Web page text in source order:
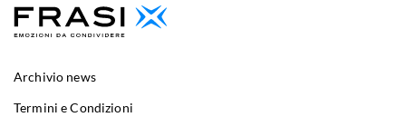
Archivio news
Termini e Condizioni